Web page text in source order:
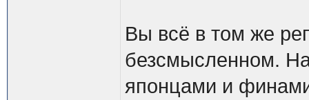
Вы всё в том же
безсмысленном.
японцами и